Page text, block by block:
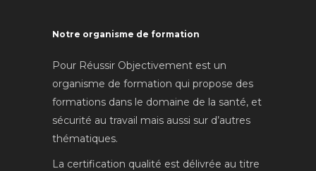
Notre organisme de formation
Pour Réussir Objectivement est un
organisme de formation qui propose des
formations dans le domaine de la santé, et
sécurité au travail mais aussi sur d’autres
thématiques.
La certification qualité est délivrée au titre